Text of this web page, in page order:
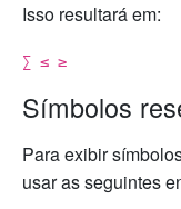
Isso resultará em:
∑ ≤ ≥
Símbolos
Para exibir
usar as seguintes